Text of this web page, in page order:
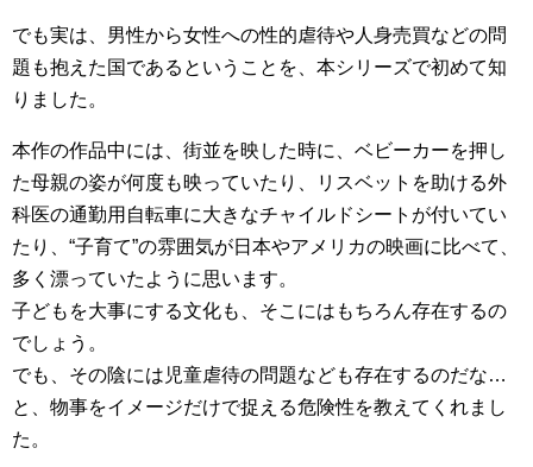
でも実は、男性から女性への性的虐待や人身売買などの問
題も抱えた国であるということを、本シリーズで初めて知
りました。
本作の作品中には、街並を映した時に、ベビーカーを押し
た母親の姿が何度も映っていたり、リスベットを助ける外
科医の通勤用自転車に大きなチャイルドシートが付いてい
たり、“子育て”の雰囲気が日本やアメリカの映画に比べて、
多く漂っていたように思います。
子どもを大事にする文化も、そこにはもちろん存在するの
でしょう。
でも、その陰には児童虐待の問題なども存在するのだな…
と、物事をイメージだけで捉える危険性を教えてくれまし
た。